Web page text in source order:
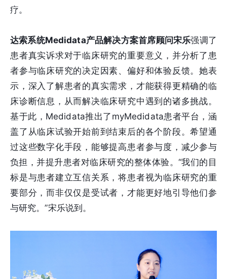
疗。
达索系统Medidata产品解决方案首席顾问宋乐强调了
患者真实诉求对于临床研究的重要意义，并分析了患
者参与临床研究的决定因素、偏好和体验反馈。她表
示，深入了解患者的真实需求，才能获得更精确的临
床诊断信息，从而解决临床研究中遇到的诸多挑战。
基于此，Medidata推出了myMedidata患者平台，涵
盖了从临床试验开始前到结束后的各个阶段。希望通
过这些数字化手段，能够提高患者参与度，减少参与
负担，并提升患者对临床研究的整体体验。“我们的目
标是与患者建立互信关系，将患者视为临床研究的重
要部分，而非仅仅是受试者，才能更好地引导他们参
与研究。”宋乐说到。